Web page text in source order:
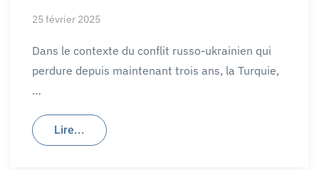
25 février 2025
Dans le contexte du conflit russo-ukrainien qui
perdure depuis maintenant trois ans, la Turquie,
…
Lire...